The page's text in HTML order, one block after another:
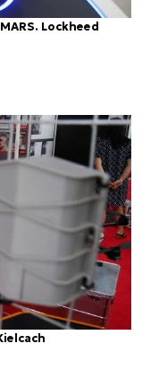
Lockheed